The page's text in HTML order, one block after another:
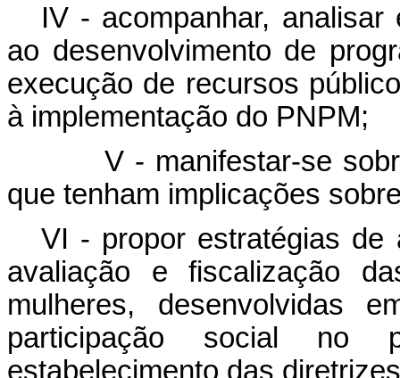
IV - acompanhar,
ao desenvolvimento de
execução de recursos
à implementação do PNPM;
V - manifestar-se sobre
que tenham implicações
VI - propor estratégias de
avaliação e fiscalização
mulheres, desenvolvidas
participação social no
estabelecimento das